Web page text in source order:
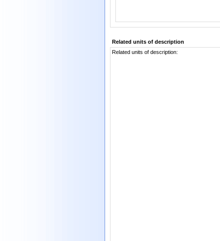
Related units of description
Related units of description: